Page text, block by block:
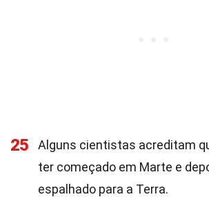
25
Alguns cientistas acreditam
ter começado em Marte e
espalhado para a Terra.